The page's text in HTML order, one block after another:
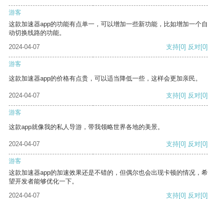
游客
这款加速器app的功能有点单一，可以增加一些新功能，比如增加一个自
动切换线路的功能。
2024-04-07
支持[0] 反对[0]
游客
这款加速器app的价格有点贵，可以适当降低一些，这样会更加亲民。
2024-04-07 支持[0] 反对[0]
游客
这款app就像我的私人导游，带我领略世界各地的美景。
2024-04-07 支持[0] 反对[0]
游客
这款加速器app的加速效果还是不错的，但偶尔也会出现卡顿的情况，希
望开发者能够优化一下。
2024-04-07
支持[0] 反对[0]